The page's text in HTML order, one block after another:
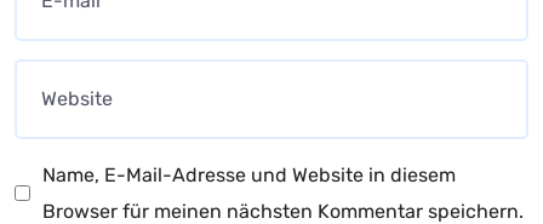
Name, E-Mail-Adresse und Website in diesem
Browser für meinen nächsten Kommentar speichern.